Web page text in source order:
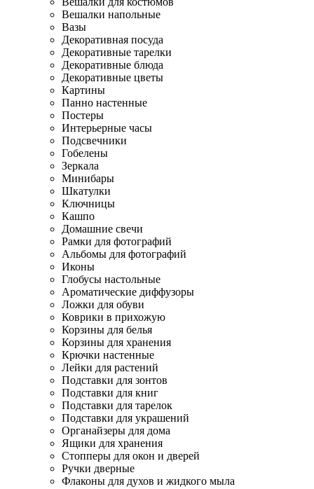
Вешалки напольные
Вазы
Декоративная посуда
Декоративные тарелки
Декоративные блюда
Декоративные цветы
Картины
Панно настенные
Постеры
Интерьерные часы
Подсвечники
Гобелены
Зеркала
Минибары
Шкатулки
Ключницы
Кашпо
Домашние свечи
Рамки для фотографий
Альбомы для фотографий
Иконы
Глобусы настольные
Ароматические диффузоры
Ложки для обуви
Коврики в прихожую
Корзины для белья
Корзины для хранения
Крючки настенные
Лейки для растений
Подставки для зонтов
Подставки для книг
Подставки для тарелок
Подставки для украшений
Органайзеры для дома
Ящики для хранения
Стопперы для окон и дверей
Ручки дверные
Флаконы для духов и жидкого мыла